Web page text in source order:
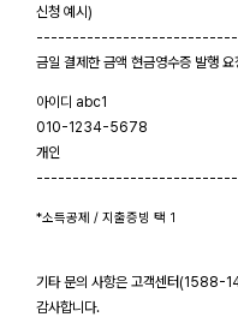
신청 예시)
금일 결제한 금액 현금영수증 발행 요
아이디 abc1
010-1234-5678
개인
*소득공제 / 지출증빙 택 1
기타 문의 사항은 고객센터(1588-
감사합니다.